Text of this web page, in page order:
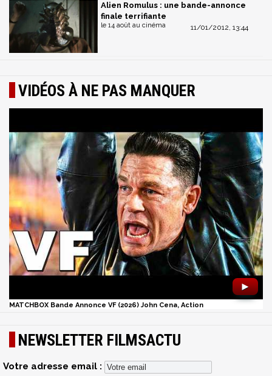
Alien Romulus : une bande-annonce
finale terrifiante
11/01/2012, 13:44
le 14 août au cinéma
VIDÉOS À NE PAS MANQUER
►
MATCHBOX Bande Annonce VF (2026) John Cena, Action
NEWSLETTER FILMSACTU
Votre adresse email :